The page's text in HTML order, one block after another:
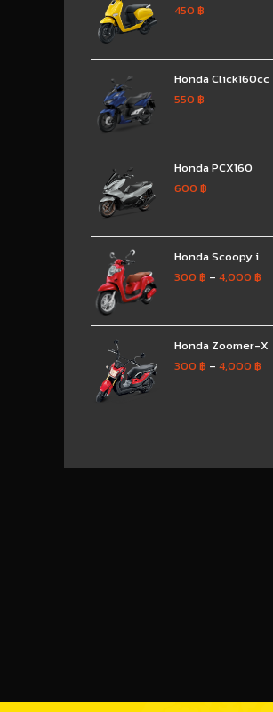
450 ฿
Honda Click160cc
550 ฿
Honda PCX160
600 ฿
Honda Scoopy i
300 ฿ – 4,000 ฿
Honda Zoomer-X
300 ฿ – 4,000 ฿